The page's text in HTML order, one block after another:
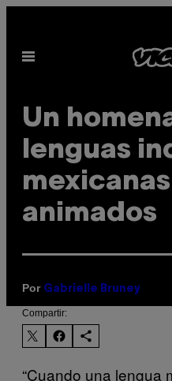
contenido
Abrir
Un
lenguas
animados
Por Gabrielle Bruney
Compartir:
“Cuando una lengua